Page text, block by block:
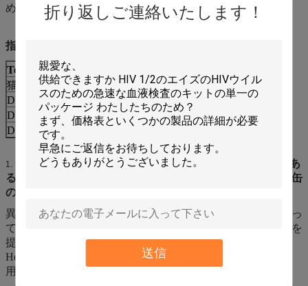
折り返しご連絡いたします！
送信
めである。
指定
Tecom TEK-2002 TEK-II
猫。いいえ
記述
パックのサイズ
DWX-31401
DILUENT-TEK320L
DWX-31402
LYSE-TEK3
500ml
DWX-31403
RINSE-TEK
1. モデルのための血液学の試薬はセット購入されるべきであ
るかどうかか。異なったブランドまたは異なったバッチの缶
の試薬一緒に使用されるか。
異なった製造業者の試薬の物理的なおよび化学索引が異なっ
ているので同じブランドの試薬の全セットを使用することを
提案する。混合物はに不正確な結果を導くかもしれない。
Hemolytic代理店および希釈剤は試薬の異なったバッチで使
用することができる。